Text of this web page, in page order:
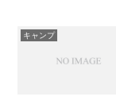
キャンプ